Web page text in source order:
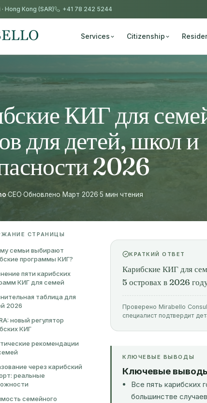
· Hong Kong (SAR) +41 78 242 5244
Services Citizenship
КИГ для
для детей, школ и
2026
·CEO·Обновлено Март 2026·5 мин чтения
СТРАНИЦЫ
семьи выбирают
программы КИГ?
пяти карибских
КИГ для семей
таблица для
2026
новый регулятор
КИГ
рекомендации
через карибский
реальные
семейного
КРАТКИЙ ОТВЕТ
Карибские КИГ для
5 островах в 2026
Проверено Mirabello
специалист подтвердит
КЛЮЧЕВЫЕ ВЫВОДЫ
Ключевые
Все пять карибских
большинстве